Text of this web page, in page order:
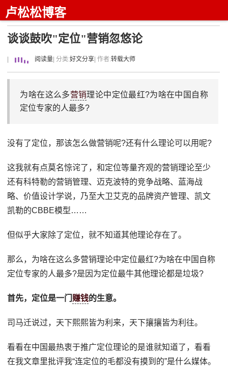
卢松松博客
谈谈鼓吹"定位"营销忽悠论
阅读量 | 分类:好文分享 | 作者:转载大师
为啥在这么多营销理论中定位最红?为啥在中国自称
定位专家的人最多?
没有了定位，那该怎么做营销呢?还有什么理论可以用呢?
这我就有点莫名惊诧了，和定位等量齐观的营销理论至少
还有科特勒的营销管理、迈克波特的竞争战略、蓝海战
略、价值设计学说，乃至大卫艾克的品牌资产管理、凯文
凯勒的CBBE模型……
但似乎大家除了定位，就不知道其他理论存在了。
那么，为啥在这么多营销理论中定位最红?为啥在中国自称
定位专家的人最多?是因为定位最牛其他理论都是垃圾?
首先，定位是一门 赚钱的生意。
司马迁说过，天下熙熙皆为利来，天下攘攘皆为利往。
看看在中国最热衷于推广定位理论的是谁就知道了，看看
在我文章里批评我“连定位的毛都没有摸到的”是什么媒体。